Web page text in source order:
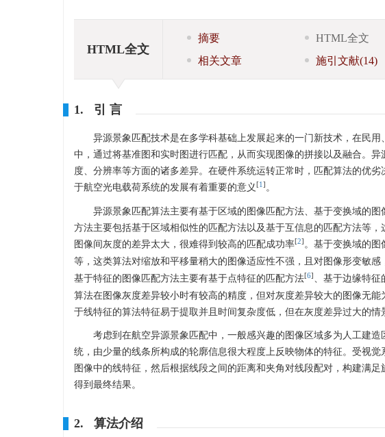
HTML全文
摘要 HTML全文
相关文章
施引文献(14)
1. 引 言
异源景象匹配技术是在多学科基础上发展起来的一门新技术，在民
中，通过将基准图和实时图进行匹配，从而实现图像的拼接以及融合。
度、分辨率等方面的诸多差异。在硬件系统运转正常时，匹配算法的优
于航空光电载荷系统的发展有着重要的意义 [1 ] 。
异源景象匹配算法主要有基于区域的图像匹配方法、基于变换域的
方法主要包括基于区域相似性的匹配方法以及基于互信息的匹配方法等
图像间灰度的差异太大，很难得到较高的匹配成功率[2] 。基于变换域的图
等，这类算法对缩放和平移量稍大的图像适应性不强，且对图像形变敏
基于特征的图像匹配方法主要有基于点特征的匹配方法[6] 、基于边缘特征
算法在图像灰度差异较小时有较高的精度，但对灰度差异较大的图像无
于线特征的算法特征易于提取并且时间复杂度低，但在灰度差异过大的情
考虑到在航空异源景象匹配中，一般感兴趣的图像区域多为人工建
统，由少量的线条所构成的轮廓信息很大程度上反映物体的特征。受视
图像中的线特征，然后根据线段之间的距离和夹角对线段配对，构建满
得到最终结果。
2. 算法介绍